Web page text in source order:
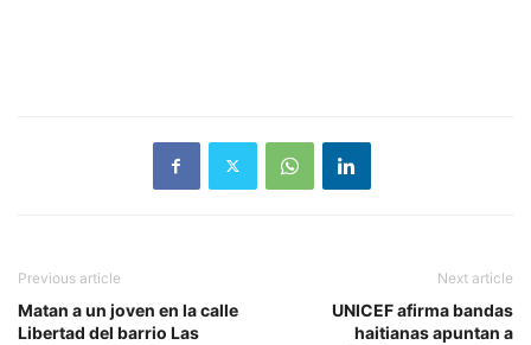
Previous article
Matan a un joven en la calle
Libertad del barrio Las
Next article
UNICEF afirma bandas
haitianas apuntan a